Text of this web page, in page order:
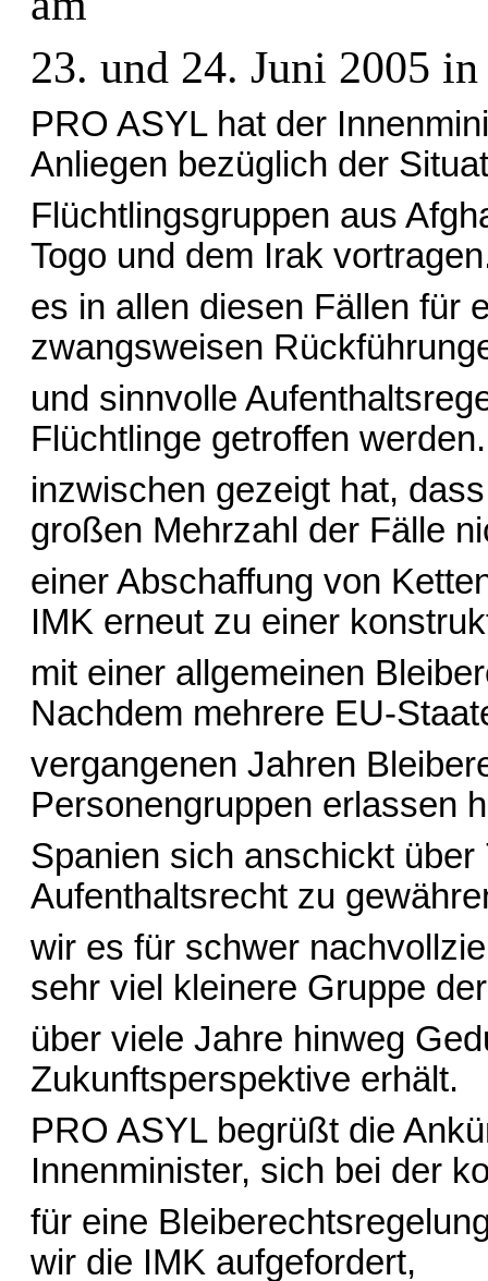
23. und 24. Juni 2005
PRO ASYL hat der
Anliegen bezüglich der
Flüchtlingsgruppen aus
Togo und dem Irak
es in allen diesen Fällen für
zwangsweisen
und sinnvolle
Flüchtlinge getroffen
inzwischen gezeigt hat,
großen Mehrzahl der Fälle
einer Abschaffung von
IMK erneut zu einer
mit einer allgemeinen
Nachdem mehrere EU-
vergangenen Jahren
Personengruppen erlassen
Spanien sich anschickt
Aufenthaltsrecht zu
wir es für schwer
sehr viel kleinere Gruppe
über viele Jahre hinweg
Zukunftsperspektive erhält.
PRO ASYL begrüßt die
Innenminister, sich bei der
für eine
wir die IMK aufgefordert,